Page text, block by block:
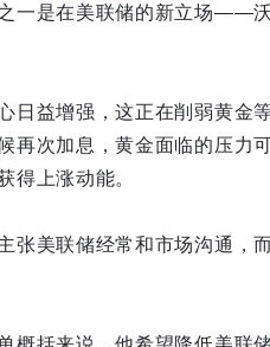
一是在美联储的新立场——
益增强，这正在削弱黄金
次加息，黄金面临的压力
得上涨动能。
张美联储经常和市场沟通，